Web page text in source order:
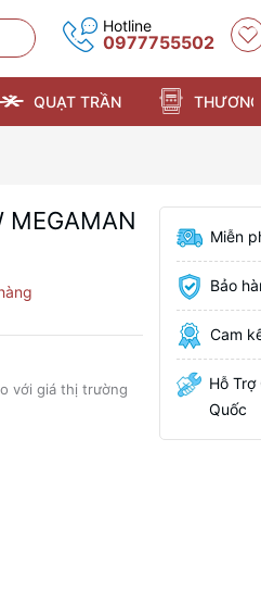
Hotline
0977755502
QUẠT TRẦN
MEGAMAN
với giá thị trường
Miễn
Bảo
Cam
Hỗ Trợ
Quốc